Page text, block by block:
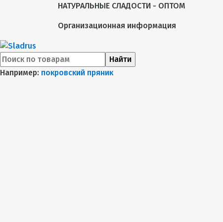
НАТУРАЛЬНЫЕ СЛАДОСТИ - ОПТОМ
Организационная информация
Найти
Например: покровский пряник